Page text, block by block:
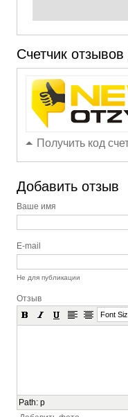
Счетчик
Получить код
Добавить отзыв
Ваше имя
E-mail
Не для публикации
Отзыв
Font
Path:p